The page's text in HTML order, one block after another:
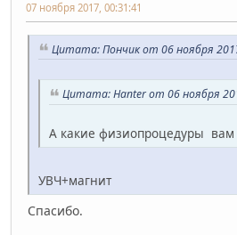
07 ноября 2017, 00:31:41
Цитата: Пончик от 06 ноября
Цитата: Hanter от 06 ноября
А какие физиопроцедуры вам
УВЧ+магнит
Спасибо.